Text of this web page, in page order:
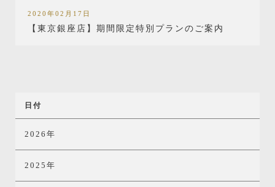
2020年02月17日
【東京銀座店】期間限定特別プランのご案内
日付
2026年
2025年